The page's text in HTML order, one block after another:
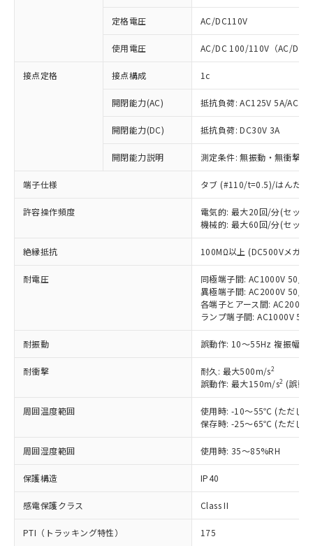
定格電圧 AC/DC110V
使用電圧 AC/DC 100/110V（AC/DC
接点定格 接点構成 1c
開閉能力(AC) 抵抗負荷: AC125V 5A/
開閉能力(DC) 抵抗負荷: DC30V 3A
開閉能力説明 測定条件: 無振動・無衝撃
端子仕様 タブ (#110/t=0.5)/はんだづ
許容操作頻度
電気的: 最大20回/分(セット
機械的: 最大60回/分(セット
絶縁抵抗 100MΩ以上 (DC500Vメガ)
耐電圧
同極端子間: AC1000V 50/
異極端子間: AC2000V 50/
各端子とアース間:
ランプ端子間: AC1000V
耐振動 誤動作: 10～55Hz 複振幅
耐衝撃 耐久: 最大500m/s2
誤動作: 最大150m/s2 (誤動
周囲温度範囲
使用時: -10～55℃ (ただし
保存時: -25～65℃ (ただし
周囲湿度範囲 使用時: 35～85%RH
保護構造 IP40
感電保護クラス Class II
PTI（トラッキング特性） 175
以下の条件をお読みいただき、同意のうえ
本サービスは、当社制御機器事業取扱
商品の当社在庫状況および標準価格
(税抜)を提供させていただくもので
当社制御機器事業取扱商品の中には、
本サービスの対象外となる商品もある
在庫状況および標準価格照会結果は、
記載している更新日時点での社内デー
タに基づき作成されるものであり、閲
覧された時点での実際の在庫および標
準価格とは異なる場合があることをご
了承ください。
※1 対応状況
対応済み：EU RoHS指令（10物質）の
非含有に対応した製品が提供可能な商品で
す。
対応予定：EU RoHS指令（10物質）の非含
有に対応した製品に切り替える予定のある
対応予定なし：EU RoHS指令（10物質）の
調査・確認中：EU RoHS指令（10物質）の
非含有の対応状況を調査中または確認中の
非該当品：ライセンス料など無形物で、有
害物質有無と関係のない商品です。
仕入先様の事情により、非含有部品として
いたものが、含有品と判明した場合などや
むを得ず変更することがあります。
ミウム(Cd) 100ppm以下、
六価クロム(Cr(Ⅵ)) 1000ppm以下、ポリ臭化ビフェニル
類(PBB) 1000ppm以下、ポリ臭化ジフェニルエーテル類
(PBDE) 1000ppm以下、フタル酸ビス(2-エチルヘキシ
「○」：最大均質材料含有率が中国RoHSの
基準値以下であることを示します。
「×」：最大均質材料含有率が中国RoHSの
基準値を超えていることを示します。
「－」：未確認です。当社販売部門へお問
*中国RoHS10物質の基準値 (GB/T26572)：
Pb(鉛) :1000ppm、 Hg(水銀) : 1000ppm、 Cd(カドミウ
Cr(Ⅵ)(六価クロム) : 1000ppm、 PBBs(ポリ臭化ビフェ
当社は、これら貴社製品のうち、外国
為替および外国貿易法に定める商品
（以下｢規制貨物等」という）を輸出
または国外への提供する場合は、日本
国政府の輸出許可(または役務取引許
可)を取得するなどの必要な手続きを
とります。
号